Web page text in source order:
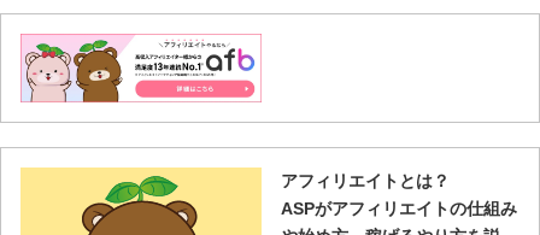
アフィリエイトとは？
ASPがアフィリエイトの仕組み